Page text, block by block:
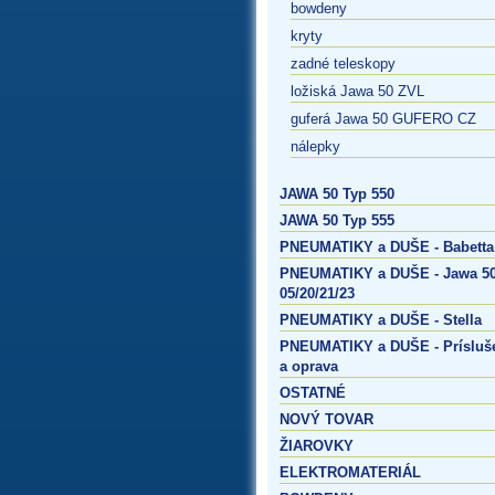
bowdeny
kryty
zadné teleskopy
ložiská Jawa 50 ZVL
guferá Jawa 50 GUFERO CZ
nálepky
JAWA 50 Typ 550
JAWA 50 Typ 555
PNEUMATIKY a DUŠE - Babetta
PNEUMATIKY a DUŠE - Jawa
05/20/21/23
PNEUMATIKY a DUŠE - Stella
PNEUMATIKY a DUŠE -
a oprava
OSTATNÉ
NOVÝ TOVAR
ŽIAROVKY
ELEKTROMATERIÁL